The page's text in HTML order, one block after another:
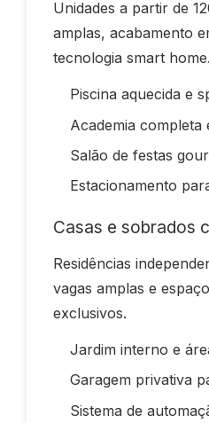
Unidades a partir de
amplas, acabamento
tecnologia smart home.
Piscina aquecida e
Academia completa
Salão de festas
Estacionamento
Casas e sobrados
Residências
vagas amplas e
exclusivos.
Jardim interno e
Garagem privativa
Sistema de